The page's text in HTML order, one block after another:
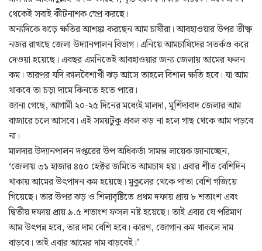
থেকেই সবাই কীটনাশক স্প্রে করছে।
অন্যদিকে ঝড়ে ক্ষতির আশঙ্কা করছেন আম চাষীরা। আবহাওয়ার উপর তীক্ষ্ণ
নজর রাখছে জেলা উদ্যানপালন বিভাগ। এনিয়ে আমচাষিদের সতর্কও করে
দেওয়া হয়েছে। এবছর এমনিতেই আবহাওয়ার জন্য জেলায় আমের ফলন
কম। তারপর যদি কালবৈশাখী ঝড় আসে তাহলে বিশাল ক্ষতি হবে। যা আম
থাকবে তা চড়া দামে কিনতে হতে পারে।
জানা গেছে, আগামী ২০-২৫ দিনের মধ্যেই মালদা, মুর্শিদাবাদ জেলার আম
বাজারে চলে আসবে। এই সময়টুকু প্রবল ঝড় না হলে গাছ থেকে আম পড়বে
না।
মালদার উদ্যানপালন দপ্তরের উপ অধিকর্তা সামন্ত লায়েক জানাচ্ছেন,
‘জেলায় ৩১ হাজার ৪৫০ হেক্টর জমিতে আমচাষ হয়। এবার শীত বেশিদিন
থাকায় আমের উৎপাদন কম হয়েছে। মুকুলের থেকে পাতা বেশি গজিয়ে
গিয়েছে। তার উপর ঝড় ও শিলাবৃষ্টিতে প্রথম দফায় প্রায় ৮ শতাংশ এবং
দ্বিতীয় দফায় প্রায় ৯.৫ শতাংশ ফসল নষ্ট হয়েছে। তাই এবার যে পরিমাণ
আম উৎপন্ন হবে, তার দাম বেশি হবে। কারণ, জোগান কম থাকলে দাম
বাড়বে। তাই এবার আমের দাম বাড়বেই।’